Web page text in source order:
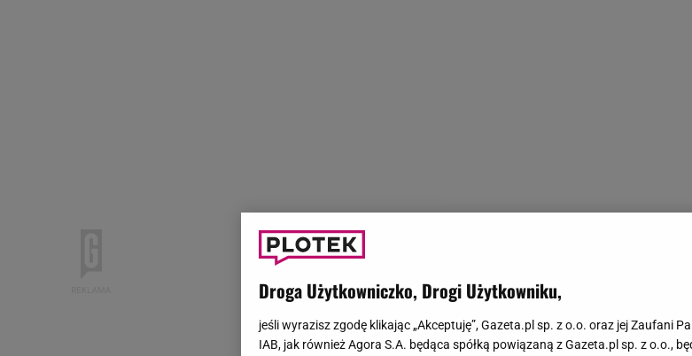
Droga Użytkowniczko, Drogi Użytkowniku,
jeśli wyrazisz zgodę klikając „Akceptuję”, Gazeta.pl sp. z o.o. oraz jej Zaufani
IAB, jak również Agora S.A. będąca spółką powiązaną z Gazeta.pl sp. z o.o.,